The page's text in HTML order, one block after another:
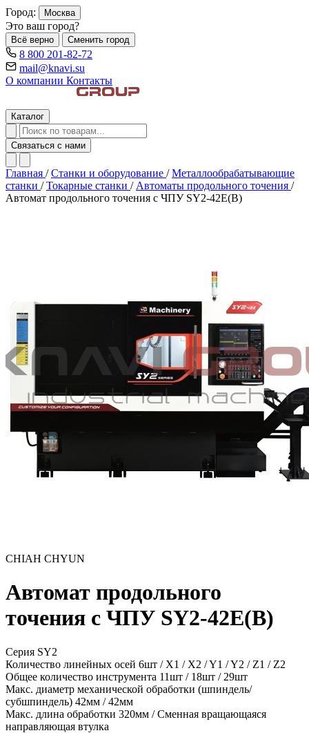
Город: Москва
Это ваш город?
Всё верно Сменить город
8 800 201-82-72
mail@knavi.su
О компании Контакты
Каталог
Связаться с нами
Главная / Станки и оборудование / Металлообрабатывающие
станки / Токарные станки / Автоматы продольного точения /
Автомат продольного точения с ЧПУ SY2-42E(B)
CHIAH CHYUN
Автомат продольного
точения с ЧПУ SY2-42E(B)
Серия SY2
Количество линейных осей 6шт / X1 / X2 / Y1 / Y2 / Z1 / Z2
Общее количество инструмента 11шт / 18шт / 29шт
Макс. диаметр механической обработки (шпиндель/
субшпиндель) 42мм / 42мм
Макс. длина обработки 320мм / Сменная вращающаяся
направляющая втулка